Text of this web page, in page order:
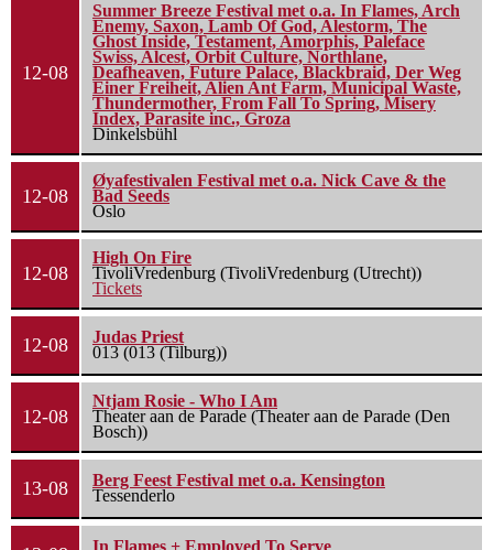
12-08
Summer Breeze Festival met o.a. In Flames, Arch
Enemy, Saxon, Lamb Of God, Alestorm, The
Ghost Inside, Testament, Amorphis, Paleface
Swiss, Alcest, Orbit Culture, Northlane,
Deafheaven, Future Palace, Blackbraid, Der Weg
Einer Freiheit, Alien Ant Farm, Municipal Waste,
Thundermother, From Fall To Spring, Misery
Index, Parasite inc., Groza
Dinkelsbühl
12-08
Øyafestivalen Festival met o.a. Nick Cave & the
Bad Seeds
Oslo
12-08
High On Fire
TivoliVredenburg (TivoliVredenburg (Utrecht))
Tickets
12-08
Judas Priest
013 (013 (Tilburg))
12-08
Ntjam Rosie - Who I Am
Theater aan de Parade (Theater aan de Parade (Den
Bosch))
13-08
Berg Feest Festival met o.a. Kensington
Tessenderlo